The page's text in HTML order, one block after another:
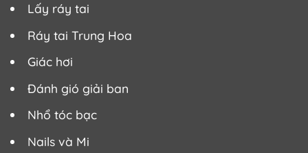
Lấy ráy tai
Ráy tai Trung Hoa
Giác hơi
Đánh gió giải ban
Nhổ tóc bạc
Nails và Mi